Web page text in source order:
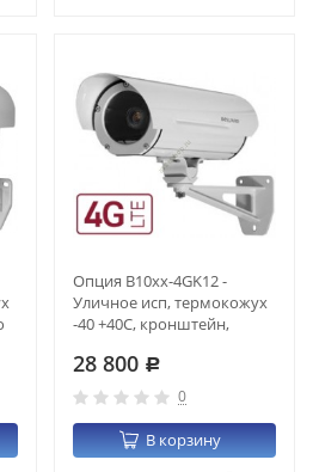
Опция B10xx-4GK12 -
Уличное исп, термокожух
-40 +40С, кронштейн,
28 800 Р
0
В корзину